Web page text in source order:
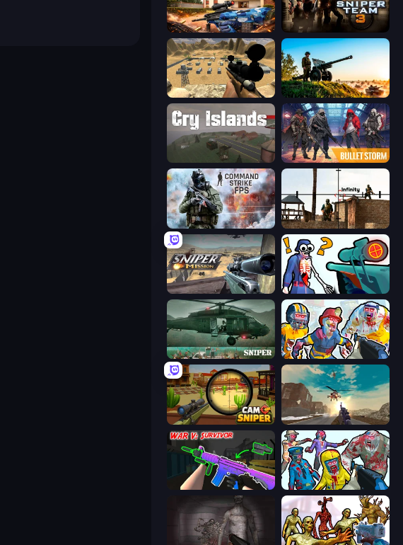
Special Ops: GO Sniper Team 3
Ghost Sniper Artillery Vs Tanks
Bulletstorm
Command Strike FPS Lethal Sniper 3D: Army Soldier
Sniper Mission Sniper Shot: Bullet Time
SNIPER Zombies Shooter: Part 2
Camo Sniper Grandfather Road Chase: Shooter
War V: Survivor Zombies Shooter